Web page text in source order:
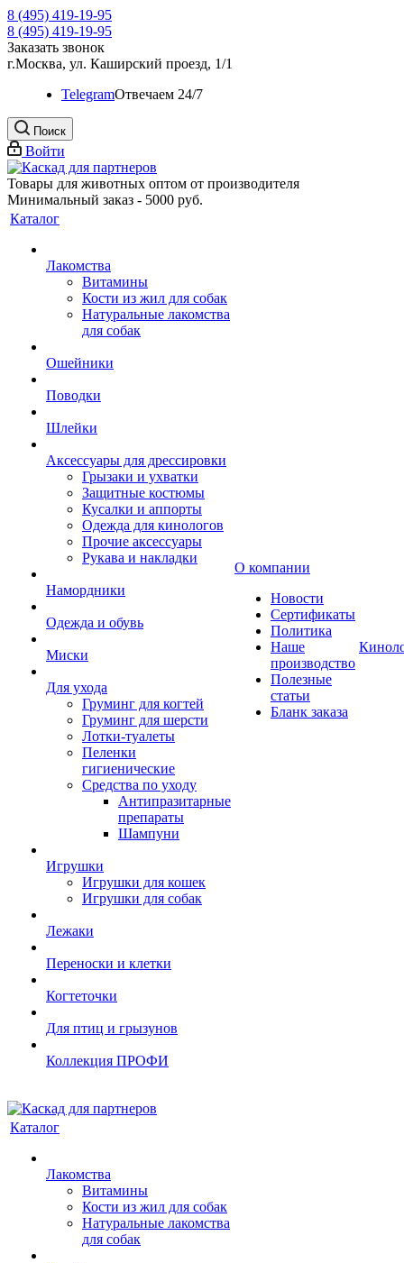
8 (495) 419-19-95
8 (495) 419-19-95
Заказать звонок
г.Москва, ул. Каширский проезд, 1/1
TelegramOтвечаем 24/7
Поиск
Войти
Товары для животных оптом от производителя
Минимальный заказ - 5000 руб.
Каталог
Лакомства
Витамины
Кости из жил для собак
Натуральные лакомства
для собак
Ошейники
Поводки
Шлейки
Аксессуары для дрессировки
Грызаки и ухватки
Защитные костюмы
Кусалки и аппорты
Одежда для кинологов
Прочие аксессуары
Рукава и накладки
Намордники
Одежда и обувь
Миски
Для ухода
Груминг для когтей
Груминг для шерсти
Лотки-туалеты
Пеленки
гигиенические
Средства по уходу
Антипразитарные
препараты
Шампуни
Игрушки
Игрушки для кошек
Игрушки для собак
Лежаки
Переноски и клетки
Когтеточки
Для птиц и грызунов
Коллекция ПРОФИ
О компании
Новости
Сертификаты
Политика
Наше
производство
Полезные
статьи
Бланк заказа
Каталог
Лакомства
Витамины
Кости из жил для собак
Натуральные лакомства
для собак